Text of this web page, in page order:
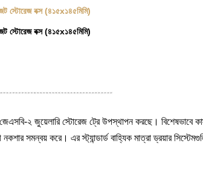
স্টোরেজ বক্স (৪১৫x১৪৫মিমি)
স্টোরেজ বক্স (৪১৫x১৪৫মিমি)
২ জুয়েলারি স্টোরেজ ট্রে উপস্থাপন করছে। বিশেষভাবে
সমন্বয় করে। এর স্ট্যান্ডার্ড বাহ্যিক মাত্রা ড্রয়ার